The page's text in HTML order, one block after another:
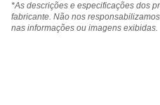
*As descrições e especificações dos
fabricante. Não nos
nas informações ou imagens exibidas.